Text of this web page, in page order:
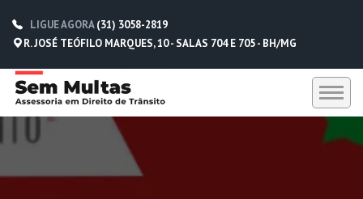
LIGUE AGORA(31) 3058-2819
R. JOSÉ TEÓFILO MARQUES, 10 - SALAS 704 E 705 - BH/MG